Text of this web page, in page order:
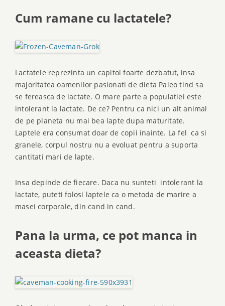
Cum ramane cu lactatele?
Lactatele reprezinta un capitol foarte dezbatut, insa
majoritatea oamenilor pasionati de dieta Paleo tind sa
se fereasca de lactate. O mare parte a populatiei este
intolerant la lactate. De ce? Pentru ca nici un alt animal
de pe planeta nu mai bea lapte dupa maturitate.
Laptele era consumat doar de copii inainte. La fel ca si
granele, corpul nostru nu a evoluat pentru a suporta
cantitati mari de lapte.
Insa depinde de fiecare. Daca nu sunteti intolerant la
lactate, puteti folosi laptele ca o metoda de marire a
masei corporale, din cand in cand.
Pana la urma, ce pot manca in
aceasta dieta?